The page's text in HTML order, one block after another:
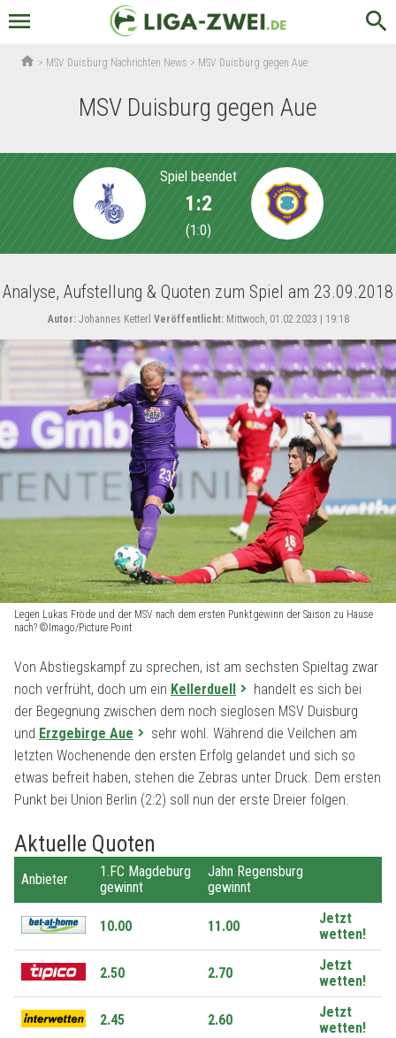
menu search
home > MSV Duisburg Nachrichten News > MSV Duisburg gegen Aue
MSV Duisburg gegen Aue
Spiel beendet
1:2
(1:0)
Analyse, Aufstellung & Quoten zum Spiel am 23.09.2018
Autor:Johannes Ketterl Veröffentlicht:Mittwoch, 01.02.2023 | 19:18
Legen Lukas Fröde und der MSV nach dem ersten Punktgewinn der Saison zu Hause
nach? ©Imago/Picture Point
Von Abstiegskampf zu sprechen, ist am sechsten Spieltag zwar
noch verfrüht, doch um ein Kellerduell
handelt es sich bei
der Begegnung zwischen dem noch sieglosen MSV Duisburg
und Erzgebirge Aue
sehr wohl. Während die Veilchen am
letzten Wochenende den ersten Erfolg gelandet und sich so
etwas befreit haben, stehen die Zebras unter Druck. Dem ersten
Punkt bei Union Berlin (2:2) soll nun der erste Dreier folgen.
Aktuelle Quoten
Anbieter
1.FC Magdeburg
gewinnt
Jahn Regensburg
gewinnt
10.00 11.00
Jetzt
wetten!
2.50 2.70
Jetzt
wetten!
2.45 2.60
Jetzt
wetten!